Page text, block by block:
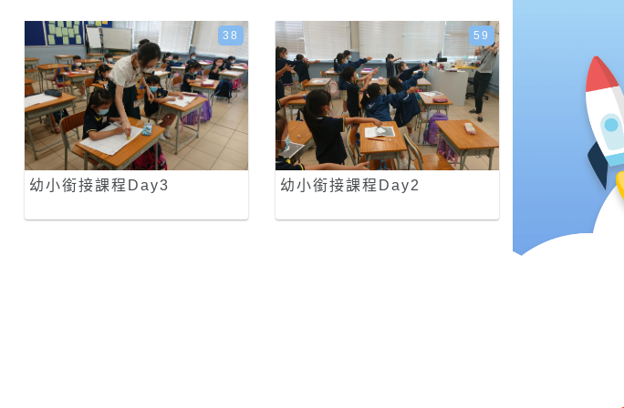
幼小銜接課程Day3
38
幼小銜接課程Day2
59